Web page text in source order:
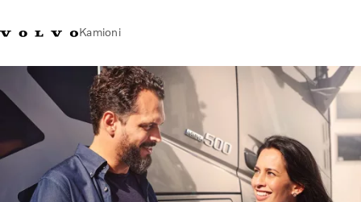
Kamioni
Volvo Trucks Bosna i
Hercegovina - Kontakti
Prodavaonica Volvo Trucks
promo materijala
Prijava
Bosna I
Hercegovina
Transportna rješenja
Kamioni
Kampanje